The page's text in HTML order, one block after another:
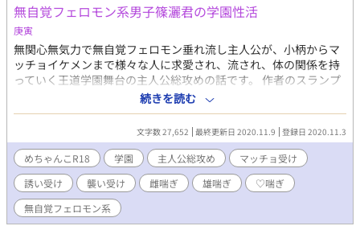
無自覚フェロモン系男子篠灑君の学園性活
庚寅
無関心無気力で無自覚フェロモン垂れ流し主人公が、小柄からマ
ッチョイケメンまで様々な人に求愛され、流され、体の関係を持
っていく王道学園舞台の主人公総攻めの話です。 作者のスランプ
の息抜きに、読みたいのに数が少なく感じる総攻め学園モノをそ
の時のノリと気分で更新していくという、本気の息抜き用自己供
給作品。 総攻め学園モノもっと増えないかな…。 息抜きなので、
アホエロ方向で♡喘ぎや雌喘ぎ、雄喘ぎと可愛いエロから下品エ
ロまでその時の気分で書きたいと思っています。 出だしから雄♡
喘ぎなので(人によっては若干汚喘ぎかも)、耐性のある方のみ推
奨…。 エロメインめですので悪しからず…。 その辺でのクレーム
は受け付けません:( ;´꒳`;):ビクビク キーワードや注意事項など随
時更新します。 エロ描写ある話には✱マーク。 ✱キーワード載せ
続きを読む
文字数 27,652 最終更新日 2020.11.9 登録日 2020.11.3
めちゃんこR18 学園 主人公総攻め
マッチョ受け
誘い受け
襲い受け 雌喘ぎ 雄喘ぎ
♡喘ぎ
無自覚フェロモン系